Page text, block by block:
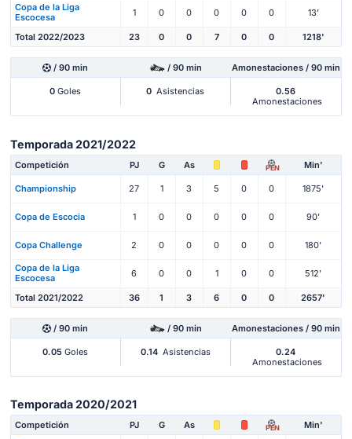
Copa de la Liga
Escocesa
1 0 0 0 0 0 13'
Total 2022/2023 23 0 0 7 0 0 1218'
/ 90 min / 90 min Amonestaciones / 90 min
0 Goles 0 Asistencias
0.56
Amonestaciones
Temporada 2021/2022
Competición PJ G As PEN Min'
Championship 27 1 3 5 0 0 1875'
Copa de Escocia 1 0 0 0 0 0 90'
Copa Challenge 2 0 0 0 0 0 180'
Copa de la Liga
Escocesa
6 0 0 1 0 0 512'
Total 2021/2022 36 1 3 6 0 0 2657'
/ 90 min / 90 min Amonestaciones / 90 min
0.05 Goles 0.14 Asistencias
0.24
Amonestaciones
Temporada 2020/2021
Competición PJ G As PEN Min'